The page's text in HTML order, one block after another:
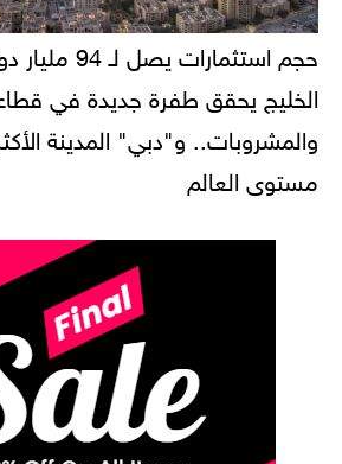
الخليج يحقق طفرة جديدة في
والمشروبات.. و"دبي" المدينة
مستوى العالم